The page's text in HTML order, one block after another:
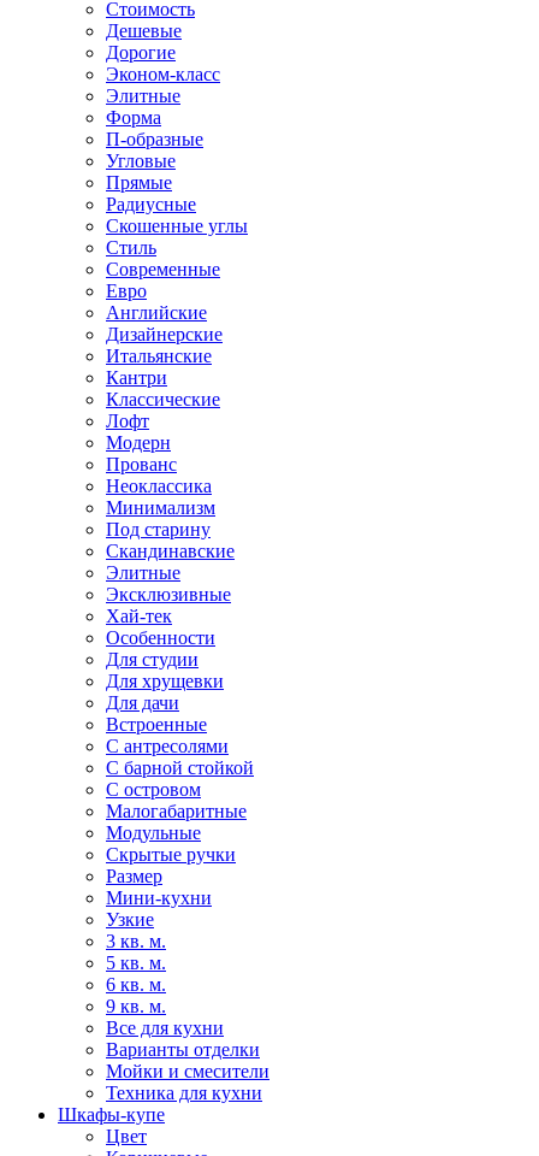
Стоимость
Дешевые
Дорогие
Эконом-класс
Элитные
Форма
П-образные
Угловые
Прямые
Радиусные
Скошенные углы
Стиль
Современные
Евро
Английские
Дизайнерские
Итальянские
Кантри
Классические
Лофт
Модерн
Прованс
Неоклассика
Минимализм
Под старину
Скандинавские
Элитные
Эксклюзивные
Хай-тек
Особенности
Для студии
Для хрущевки
Для дачи
Встроенные
С антресолями
С барной стойкой
С островом
Малогабаритные
Модульные
Скрытые ручки
Размер
Мини-кухни
Узкие
3 кв. м.
5 кв. м.
6 кв. м.
9 кв. м.
Все для кухни
Варианты отделки
Мойки и смесители
Техника для кухни
Шкафы-купе
Цвет